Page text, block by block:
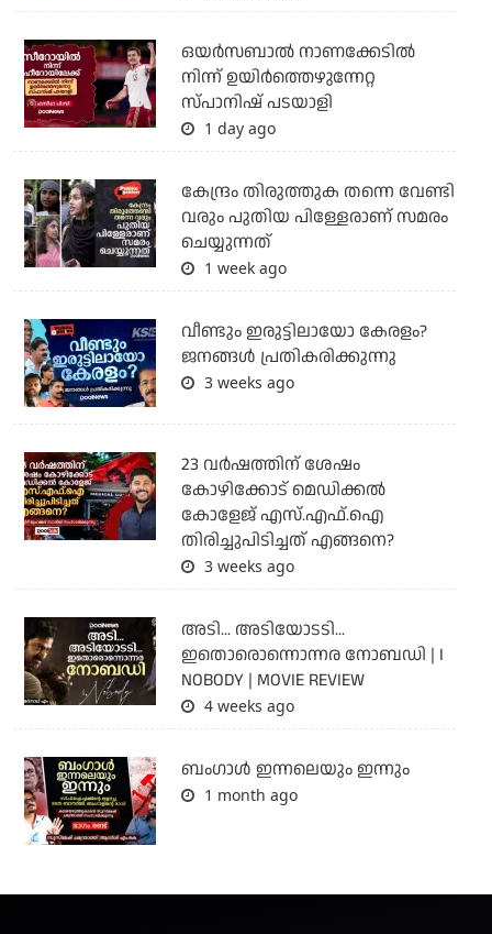
ഒയര്‍സബാൽ നാണക്കേടിൽ
നിന്ന് ഉയിർത്തെഴുന്നേറ്റ
സ്പാനിഷ് പടയാളി
1 day ago
കേന്ദ്രം തിരുത്തുക തന്നെ വേണ്ടി
വരും പുതിയ പിള്ളേരാണ് സമരം
ചെയ്യുന്നത്
1 week ago
വീണ്ടും ഇരുട്ടിലായോ കേരളം?
ജനങ്ങൾ പ്രതികരിക്കുന്നു
3 weeks ago
23 വർഷത്തിന് ശേഷം
കോഴിക്കോട് മെഡിക്കൽ
കോളേജ് എസ്.എഫ്.ഐ
തിരിച്ചുപിടിച്ചത് എങ്ങനെ?
3 weeks ago
അടി... അടിയോടടി...
ഇതൊരൊന്നൊന്നര നോബഡി | I
NOBODY | MOVIE REVIEW
4 weeks ago
ബംഗാള്‍ ഇന്നലെയും ഇന്നും
1 month ago